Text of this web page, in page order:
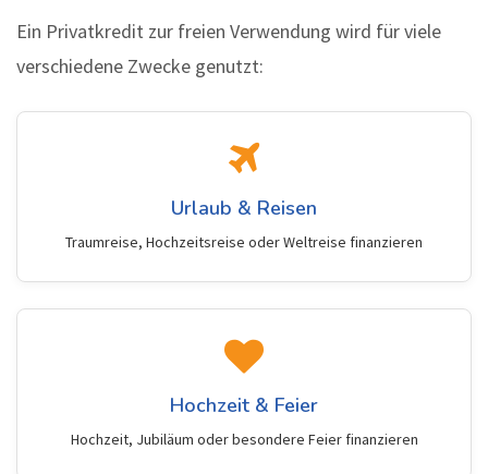
Ein Privatkredit zur freien Verwendung wird für viele
verschiedene Zwecke genutzt:
Urlaub & Reisen
Traumreise, Hochzeitsreise oder Weltreise finanzieren
Hochzeit & Feier
Hochzeit, Jubiläum oder besondere Feier finanzieren